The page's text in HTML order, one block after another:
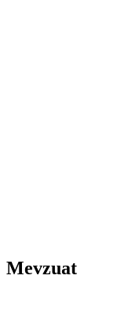
Mevzuat